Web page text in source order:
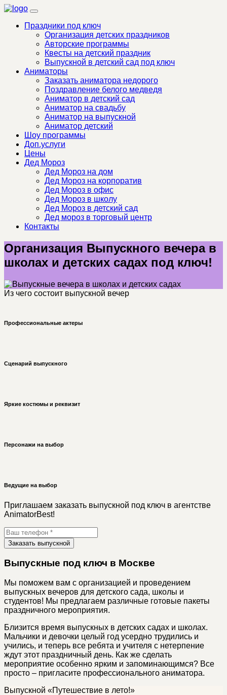
Праздники под ключ
Организация детских праздников
Авторские программы
Квесты на детский праздник
Выпускной в детский сад под ключ
Аниматоры
Заказать аниматора недорого
Поздравление белого медведя
Аниматор в детский сад
Аниматор на свадьбу
Аниматор на выпускной
Аниматор детский
Шоу программы
Доп.услуги
Цены
Дед Мороз
Дед Мороз на дом
Дед Мороз на корпоратив
Дед Мороз в офис
Дед Мороз в школу
Дед Мороз в детский сад
Дед мороз в торговый центр
Контакты
Организация Выпускного вечера в
школах и детских садах под ключ!
Из чего состоит выпускной вечер
Профессиональные актеры
Сценарий выпускного
Яркие костюмы и реквизит
Персонажи на выбор
Ведущие на выбор
Приглашаем заказать выпускной под ключ в агентстве
AnimatorBest!
Заказать выпускной
Выпускные под ключ в Москве
Мы поможем вам с организацией и проведением
выпускных вечеров для детского сада, школы и
студентов! Мы предлагаем различные готовые пакеты
праздничного мероприятия.
Близится время выпускных в детских садах и школах.
Мальчики и девочки целый год усердно трудились и
учились, и теперь все ребята и учителя с нетерпение
ждут этот праздничный день. Как же сделать
мероприятие особенно ярким и запоминающимся? Все
просто – пригласите профессионального аниматора.
Выпускной «Путешествие в лето!»